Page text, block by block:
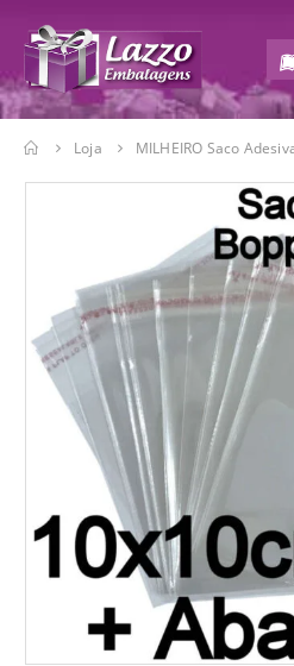
Loja MILHEIRO Saco